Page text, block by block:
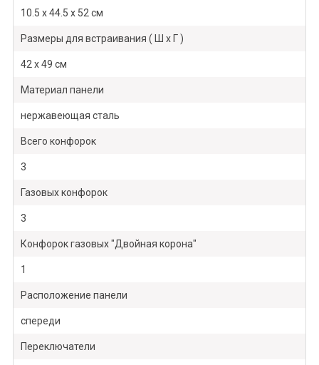
10.5 x 44.5 x 52 см
Размеры для встраивания ( Ш х Г )
42 x 49 см
Материал панели
нержавеющая сталь
Всего конфорок
3
Газовых конфорок
3
Конфорок газовых "Двойная корона"
1
Расположение панели
спереди
Переключатели